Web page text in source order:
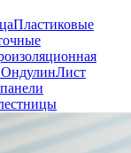
Пластиковые
ОндулинЛист